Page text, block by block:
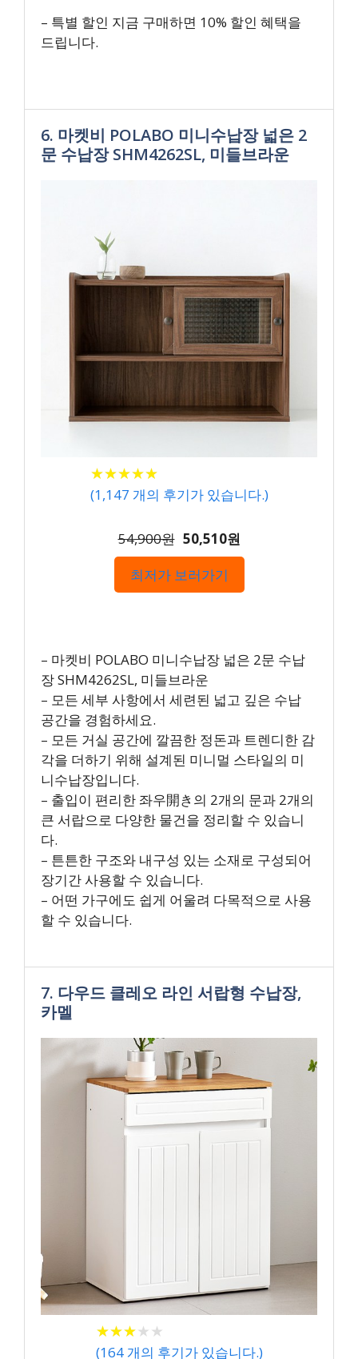
– 특별 할인 지금 구매하면 10% 할인 혜택을
드립니다.
6. 마켓비 POLABO 미니수납장 넓은 2
문 수납장 SHM4262SL, 미들브라운
★★★★★
★★★★★
(1,147 개의 후기가 있습니다.)
54,900원 50,510원
최저가 보러가기
– 마켓비 POLABO 미니수납장 넓은 2문 수납
장 SHM4262SL, 미들브라운
– 모든 세부 사항에서 세련된 넓고 깊은 수납
공간을 경험하세요.
– 모든 거실 공간에 깔끔한 정돈과 트렌디한 감
각을 더하기 위해 설계된 미니멀 스타일의 미
니수납장입니다.
– 출입이 편리한 좌우開き의 2개의 문과 2개의
큰 서랍으로 다양한 물건을 정리할 수 있습니
다.
– 튼튼한 구조와 내구성 있는 소재로 구성되어
장기간 사용할 수 있습니다.
– 어떤 가구에도 쉽게 어울려 다목적으로 사용
할 수 있습니다.
7. 다우드 클레오 라인 서랍형 수납장,
카멜
★★★★ ★
★★★★ ★
(164개의 후기가 있습니다.)